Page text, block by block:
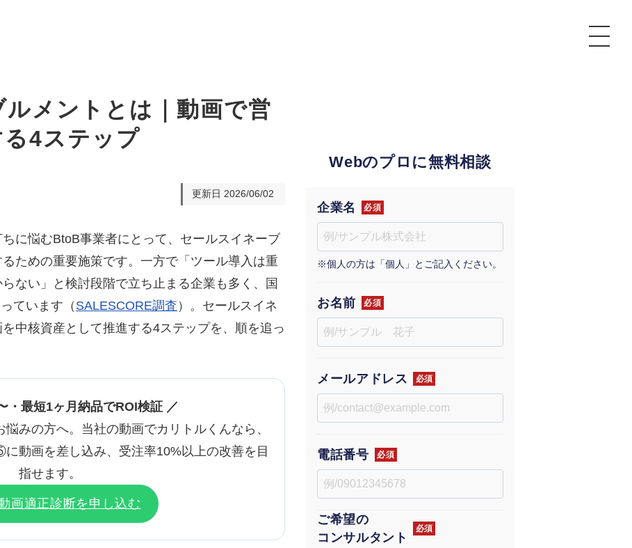
オーダーメイド支援
コンサルタント一覧
品質ガイドライン
社内コンペ
クレーム窓口
定額制営業代行『カリトルくん』
定額制採用代行・RPO『トルトルくん』
営業改善特化の動画制作『動画でカリトルくん』
定額LINE運用代行『LINEマキトルくん』
拡散付1日密着動画制作『まるごと社長』
1本無料で記事を制作『SEOトライアル』
定額制LP制作・改善『最強LP』
採用YouTubeチャンネル構築『トリトル』
実績
お役立ち資料
料金表
StockSun道場
道場TOP
動画編集
エンジニア
広告運用
YouTubeディレクター
年収エージェント
代表メッセージ（岩野圭佑）
取締役メッセージ（株本祐己）
業務委託
認定パートナー
メントとは｜動画で営
4ステップ
更新日 2026/06/02
に悩むBtoB事業者にとって、セールスイネーブ
ための重要施策です。一方で「ツール導入は重
ない」と検討段階で立ち止まる企業も多く、国
ています（ SALESCORE調査 ）。セールスイネ
中核資産として推進する4ステップを、順を追っ
・最短1ヶ月納品でROI検証 ／
みの方へ。当社の動画でカリトルくんなら、
動画を差し込み、受注率10%以上の改善を目
指せます。
画適正診断を申し込む
Webのプロに無料相談
企業名 必須
※個人の方は「個人」とご記入ください。
お名前 必須
メールアドレス 必須
電話番号 必須
ご希望の
コンサルタント
必須